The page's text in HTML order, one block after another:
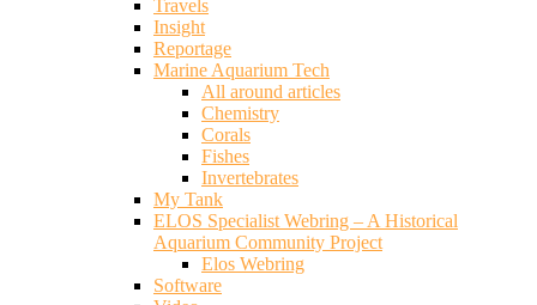
Travels
Insight
Reportage
Marine Aquarium Tech
All around articles
Chemistry
Corals
Fishes
Invertebrates
My Tank
ELOS Specialist Webring – A Historical
Aquarium Community Project
Elos Webring
Software